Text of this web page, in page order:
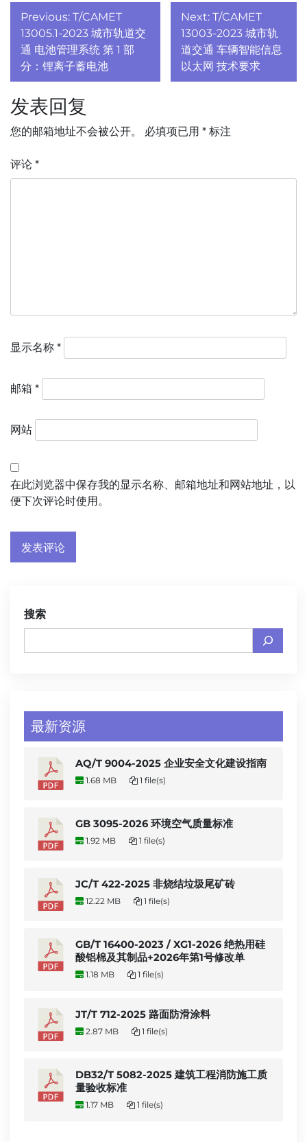
文
章
导
航
Previous: T/CAMET
13005.1-2023 城市轨道交
通 电池管理系统 第 1 部
分：锂离子蓄电池
Next: T/CAMET
13003-2023 城市轨
道交通 车辆智能信息
以太网 技术要求
发表回复
您的邮箱地址不会被公开。 必填项已用 * 标注
评论 *
显示名称 *
邮箱 *
网站
在此浏览器中保存我的显示名称、邮箱地址和网站地址，以
便下次评论时使用。
搜索
最新资源
AQ/T 9004-2025 企业安全文化建设指南
1.68 MB 1 file(s)
GB 3095-2026 环境空气质量标准
1.92 MB 1 file(s)
JC/T 422-2025 非烧结垃圾尾矿砖
12.22 MB 1 file(s)
GB/T 16400-2023 / XG1-2026 绝热用硅
酸铝棉及其制品+2026年第1号修改单
1.18 MB 1 file(s)
JT/T 712-2025 路面防滑涂料
2.87 MB 1 file(s)
DB32/T 5082-2025 建筑工程消防施工质
量验收标准
1.17 MB 1 file(s)